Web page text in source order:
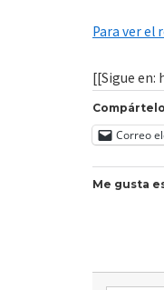
Para ver el
[[Sigue
Correo
Me gusta